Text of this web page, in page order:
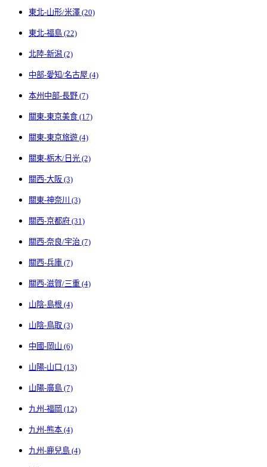
東北-山形/米澤 (20)
東北-福島 (22)
北陸-新潟 (2)
中部-愛知/名古屋 (4)
本州中部-長野 (7)
關東-東京美食 (17)
關東-東京旅遊 (4)
關東-栃木/日光 (2)
關西-大阪 (3)
關東-神奈川 (3)
關西-京都府 (31)
關西-奈良/宇治 (7)
關西-兵庫 (7)
關西-滋賀/三重 (4)
山陰-島根 (4)
山陰-鳥取 (3)
中國-岡山 (6)
山陽-山口 (13)
山陽-廣島 (7)
九州-福岡 (12)
九州-熊本 (4)
九州-鹿兒島 (4)